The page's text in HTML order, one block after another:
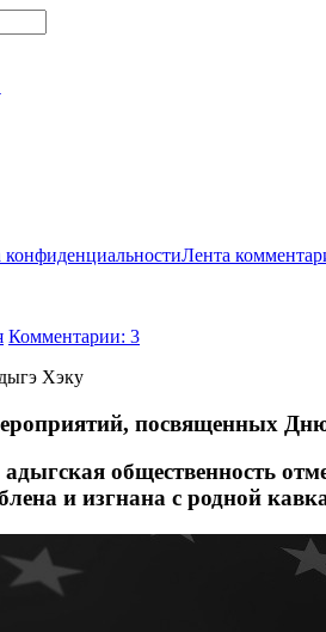
Лента
Комментарии: 3
Хэку
посвященных
общественность
и изгнана с родной